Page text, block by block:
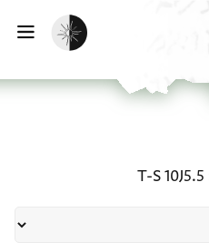
تفعيل الوضع المظلم
T-S 10J5.5